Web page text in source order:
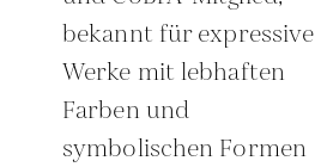
bekannt für expressive
Werke mit lebhaften
Farben und
symbolischen Formen